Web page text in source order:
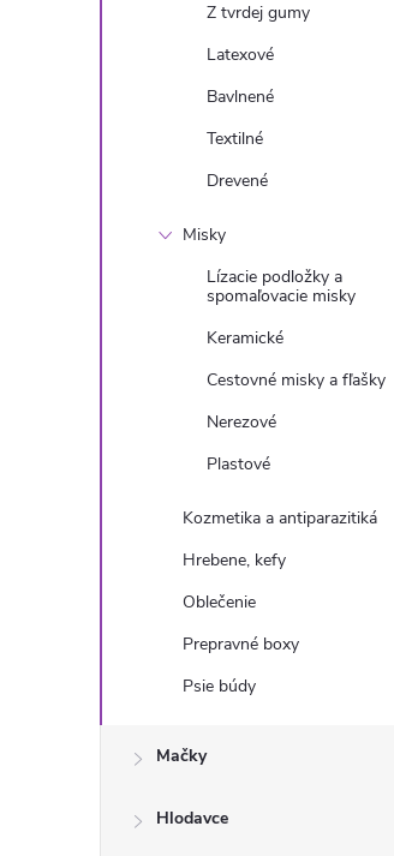
Z tvrdej gumy
Latexové
Bavlnené
Textilné
Drevené
Misky
Lízacie podložky a
spomaľovacie misky
Keramické
Cestovné misky a fľašky
Nerezové
Plastové
Kozmetika a antiparazitiká
Hrebene, kefy
Oblečenie
Prepravné boxy
Psie búdy
Mačky
Hlodavce